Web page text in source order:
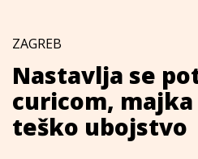
ZAGREB
Nastavlja se
curicom,
teško ubojstvo